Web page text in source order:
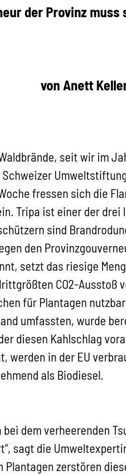
der Provinz
von Anett
seit wir im
Schweizer
fressen sich die
Tripa ist einer der
sind
den
setzt das riesige
CO2-Ausstoß
für Plantagen
umfassten, wurde
diesen Kahlschlag
werden in der EU
als Biodiesel.
dem verheerenden
sagt die
Plantagen zerstören